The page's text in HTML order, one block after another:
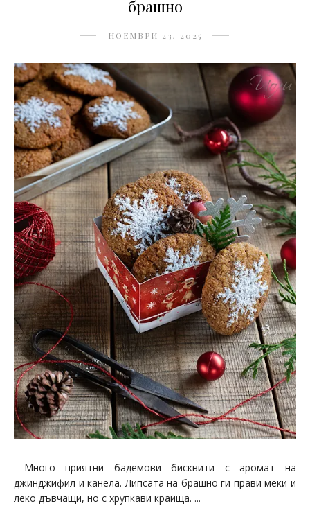
брашно
НОЕМВРИ 23, 2025
Много приятни бадемови бисквити с аромат на
джинджифил и канела. Липсата на брашно ги прави меки и
леко дъвчащи, но с хрупкави краища. ...